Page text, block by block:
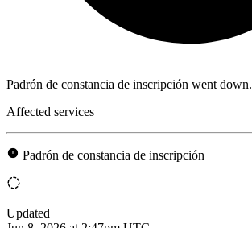
Padrón de constancia de inscripción went down.
Affected services
Padrón de constancia de inscripción
Updated